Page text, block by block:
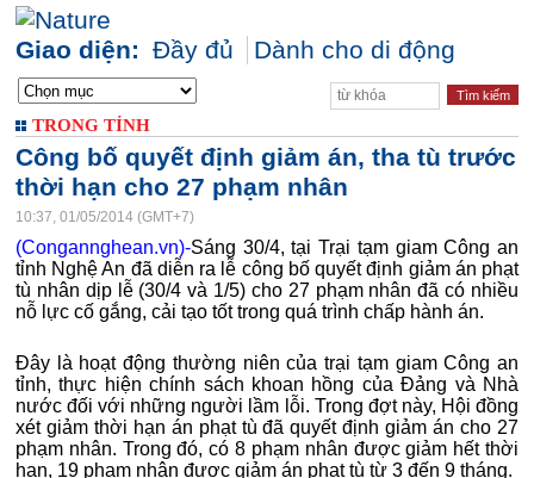
Giao diện: Đầy đủ Dành cho di động
TRONG TỈNH
Công bố quyết định giảm án, tha tù trước
thời hạn cho 27 phạm nhân
10:37, 01/05/2014 (GMT+7)
(Congannghean.vn)-Sáng 30/4, tại Trại tạm giam Công an
tỉnh Nghệ An đã diễn ra lễ công bố quyết định giảm án phạt
tù nhân dịp lễ (30/4 và 1/5) cho 27 phạm nhân đã có nhiều
nỗ lực cố gắng, cải tạo tốt trong quá trình chấp hành án.
Đây là hoạt động thường niên của trại tạm giam Công an
tỉnh, thực hiện chính sách khoan hồng của Đảng và Nhà
nước đối với những người lầm lỗi. Trong đợt này, Hội đồng
xét giảm thời hạn án phạt tù đã quyết định giảm án cho 27
phạm nhân. Trong đó, có 8 phạm nhân được giảm hết thời
hạn, 19 phạm nhân được giảm án phạt tù từ 3 đến 9 tháng.